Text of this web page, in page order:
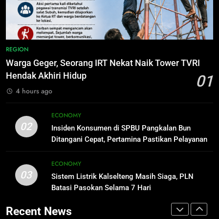
ECONOMY
1
Naik Tower TVRI Hendak Akhiri
Hidup
REGION
Pangkalan Bun Ditangani Cepat,
Pertamina Pastikan Pelayanan
ECONOMY
3
Sistem Listrik Kalselteng Masih
Siaga, PLN Batasi Pasokan Selama
REGION
Warga Geger, Seorang IRT Nekat Naik Tower TVRI
Hendak Akhiri Hidup
01
4 hours ago
02
ECONOMY
Insiden Konsumen di SPBU Pangkalan Bun
Ditangani Cepat, Pertamina Pastikan Pelayanan
Tetap Jalan
03
ECONOMY
Sistem Listrik Kalselteng Masih Siaga, PLN
Batasi Pasokan Selama 7 Hari
Recent News
Warga Indonesia, Ada Uzumaki, D.
Luffy, Shinchan, hingga Doraemon
8
Tak Ada Lagi Pajak Terlewat, GIS
Mulai Diterapkan di Palangka Raya
Warga Geger, Seorang IRT Nekat
Naik Tower TVRI Hendak Akhiri
Hidup
REGION
2
Insiden Konsumen di SPBU
Pangkalan Bun Ditangani Cepat,
Pertamina Pastikan Pelayanan